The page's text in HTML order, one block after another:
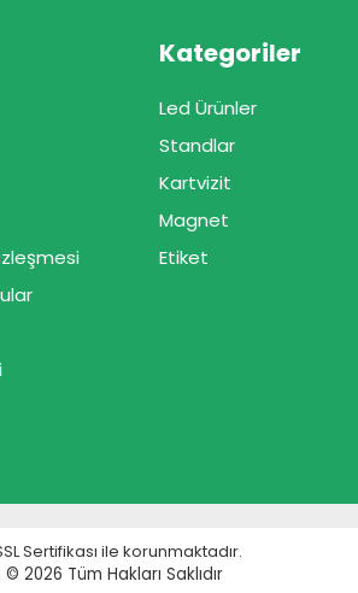
Kategoriler
Led Ürünler
Standlar
Kartvizit
Magnet
Etiket
Sertifikası ile korunmaktadır.
© 2026 Tüm Hakları Saklıdır